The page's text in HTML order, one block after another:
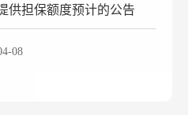
供担保额度预计的公告
08